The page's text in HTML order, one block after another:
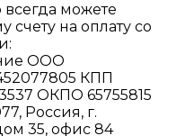
можете
счету на оплату со
ООО
КПП
ОКПО 65755815
Россия, г.
35, офис 84